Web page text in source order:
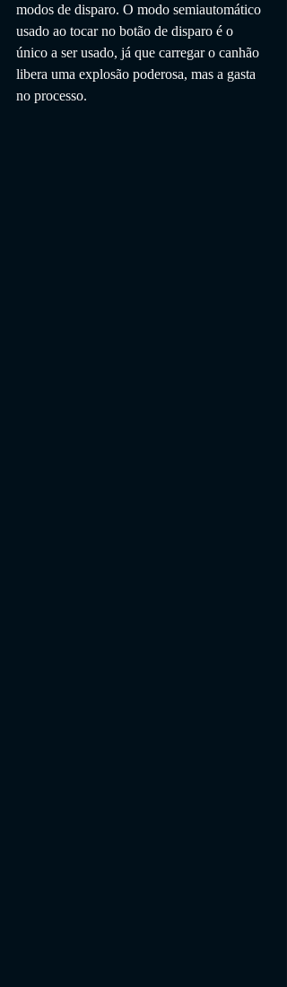
modos de disparo. O modo semiautomático
usado ao tocar no botão de disparo é o
único a ser usado, já que carregar o canhão
libera uma explosão poderosa, mas a gasta
no processo.